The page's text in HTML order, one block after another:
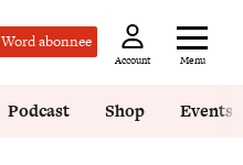
Word abonnee
Account Menu
Podcast Shop Events